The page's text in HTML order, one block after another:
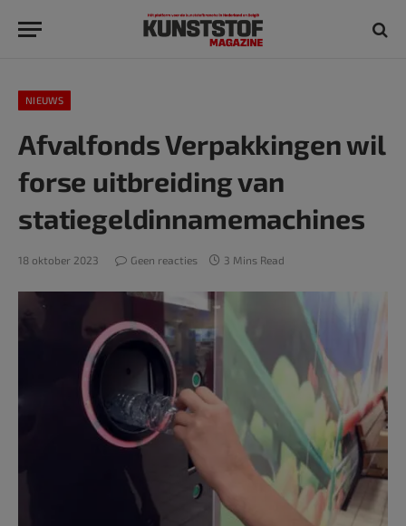
NIEUWS
Afvalfonds Verpakkingen wil
forse uitbreiding van
statiegeldinnamemachines
18 oktober 2023 Geen reacties 3 Mins Read